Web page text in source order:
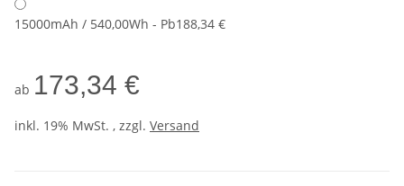
15000mAh / 540,00Wh - Pb188,34 €
ab 173,34 €
inkl. 19% MwSt. , zzgl. Versand